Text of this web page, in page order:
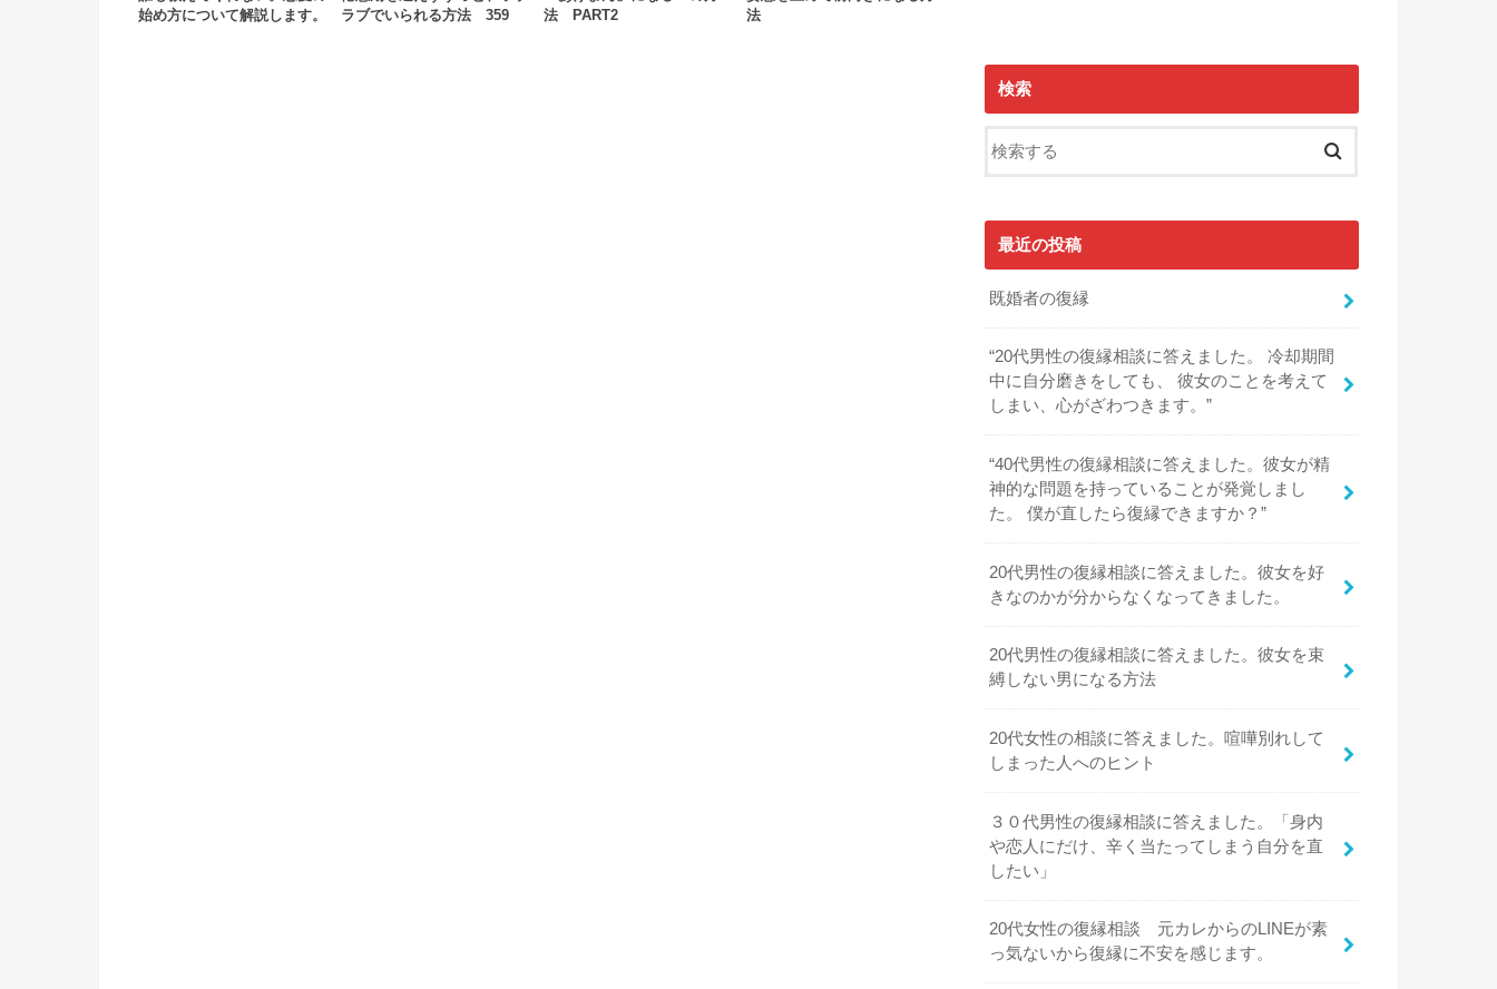
始め方について解説します。
ラブでいられる方法 359
法 PART2
法
検索
最近の投稿
既婚者の復縁
“20代男性の復縁相談に答えました。 冷却期間
中に自分磨きをしても、 彼女のことを考えて
しまい、心がざわつきます。”
“40代男性の復縁相談に答えました。彼女が精
神的な問題を持っていることが発覚しまし
た。 僕が直したら復縁できますか？”
20代男性の復縁相談に答えました。彼女を好
きなのかが分からなくなってきました。
20代男性の復縁相談に答えました。彼女を束
縛しない男になる方法
20代女性の相談に答えました。喧嘩別れして
しまった人へのヒント
３０代男性の復縁相談に答えました。「身内
や恋人にだけ、辛く当たってしまう自分を直
したい」
20代女性の復縁相談 元カレからのLINEが素
っ気ないから復縁に不安を感じます。